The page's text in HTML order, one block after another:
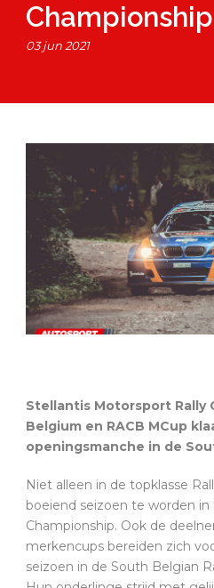
Championship
03 jun 2021
Stellantis Motorsport Rally
Belgium en RACB MCup
openingsmanche in de
Niet alleen in de topklasse
boeiend seizoen te worden in
Championship. Ook de
merkencups bereiden zich
seizoen in de South Belgian